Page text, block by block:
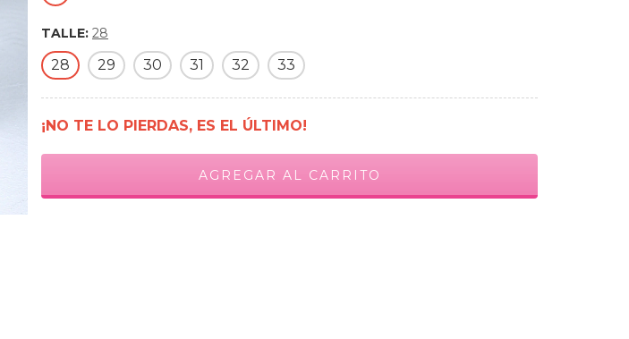
TALLE: 28
28 29 30 31 32 33
¡NO TE LO PIERDAS, ES EL ÚLTIMO!